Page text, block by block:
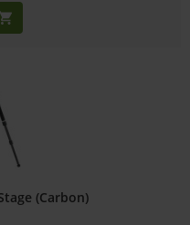
(Carbon)